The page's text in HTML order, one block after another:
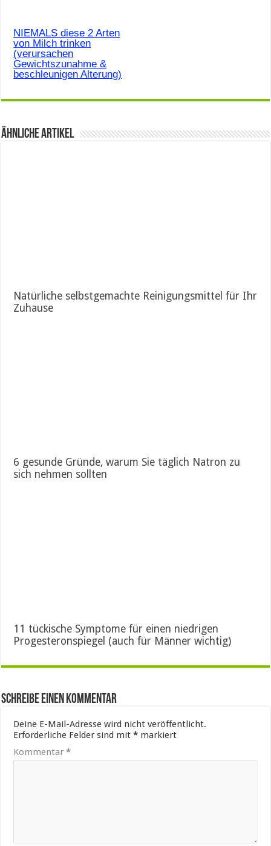
NIEMALS diese 2 Arten
von Milch trinken
(verursachen
Gewichtszunahme &
beschleunigen Alterung)
Ähnliche Artikel
Natürliche selbstgemachte Reinigungsmittel für Ihr
Zuhause
6 gesunde Gründe, warum Sie täglich Natron zu
sich nehmen sollten
11 tückische Symptome für einen niedrigen
Progesteronspiegel (auch für Männer wichtig)
Schreibe einen Kommentar
Deine E-Mail-Adresse wird nicht veröffentlicht.
Erforderliche Felder sind mit* markiert
Kommentar*